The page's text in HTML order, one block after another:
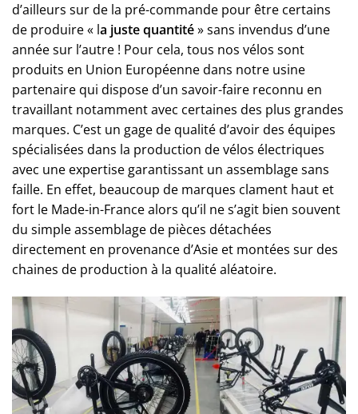
d’ailleurs sur de la pré-commande pour être certains
de produire « la juste quantité» sans invendus d’une
année sur l’autre ! Pour cela, tous nos vélos sont
produits en Union Européenne dans notre usine
partenaire qui dispose d’un savoir-faire reconnu en
travaillant notamment avec certaines des plus grandes
marques. C’est un gage de qualité d’avoir des équipes
spécialisées dans la production de vélos électriques
avec une expertise garantissant un assemblage sans
faille. En effet, beaucoup de marques clament haut et
fort le Made-in-France alors qu’il ne s’agit bien souvent
du simple assemblage de pièces détachées
directement en provenance d’Asie et montées sur des
chaines de production à la qualité aléatoire.